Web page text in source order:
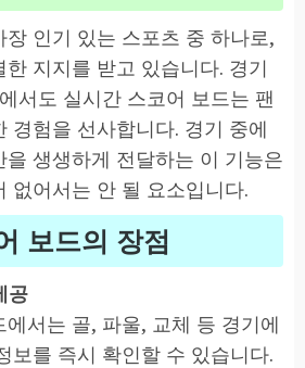
인기 있는 스포츠 중 하나로,
지지를 받고 있습니다. 경기
서도 실시간 스코어 보드는 팬
경험을 선사합니다. 경기 중에
생생하게 전달하는 이 기능은
없어서는 안 될 요소입니다.
보드의 장점
공
서는 골, 파울, 교체 등 경기에
보를 즉시 확인할 수 있습니다.